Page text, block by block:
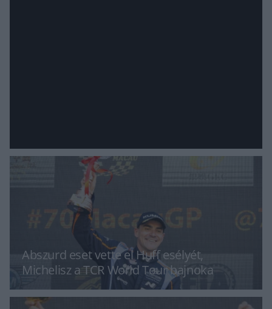
Abszurd eset vette el Huff esélyét,
Michelisz a TCR World Tour bajnoka